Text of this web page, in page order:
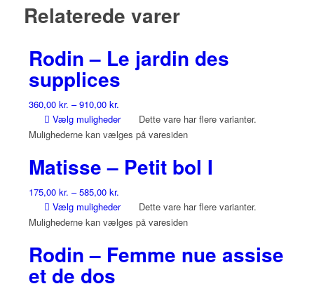
Relaterede varer
Rodin – Le jardin des
supplices
360,00 kr. –910,00 kr.
Vælg muligheder
Dette vare har flere varianter.
Mulighederne kan vælges på varesiden
Matisse – Petit bol I
175,00 kr. –585,00 kr.
Vælg muligheder
Dette vare har flere varianter.
Mulighederne kan vælges på varesiden
Rodin – Femme nue assise
et de dos